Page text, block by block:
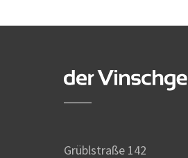
Grüblstraße 142